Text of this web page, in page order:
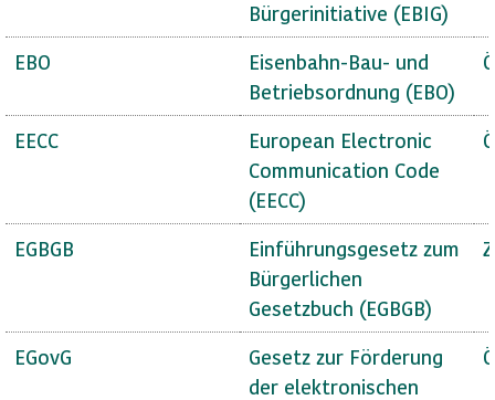
Bürgerinitiative (EBIG)
EBO
Eisenbahn-Bau- und
Betriebsordnung (EBO)
EECC
European Electronic
Communication Code
(EECC)
EGBGB
Einführungsgesetz zum
Bürgerlichen
Gesetzbuch (EGBGB)
EGovG
Gesetz zur Förderung
der elektronischen